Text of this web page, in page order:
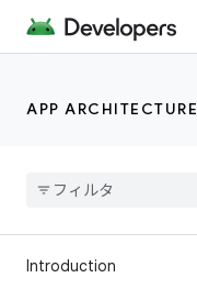
APP ARCHITECTURE
Introduction